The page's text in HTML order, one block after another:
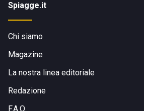
Spiagge.it
Chi siamo
Magazine
La nostra linea editoriale
Redazione
F.A.Q.